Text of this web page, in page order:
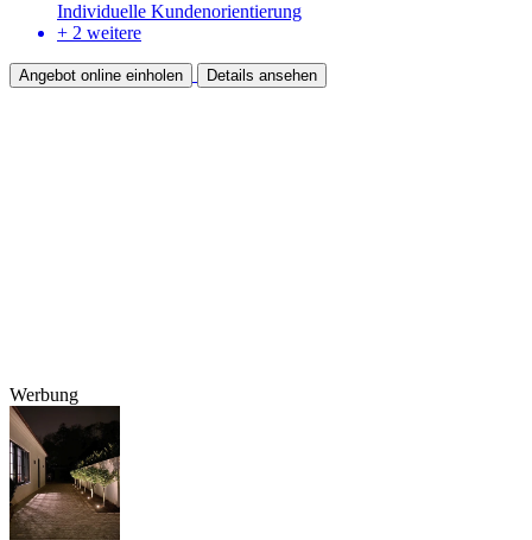
Individuelle Kundenorientierung
+ 2 weitere
Angebot online einholen Details ansehen
Werbung